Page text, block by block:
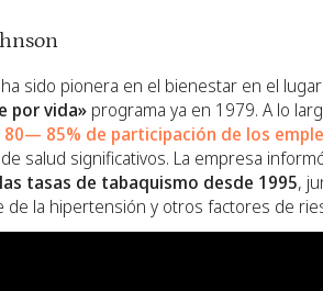
sido pionera en el bienestar en el
por vida» programa ya en 1979. A lo
80— 85% de participación de los
salud significativos. La empresa
tasas de tabaquismo desde 1995,
de la hipertensión y otros factores de